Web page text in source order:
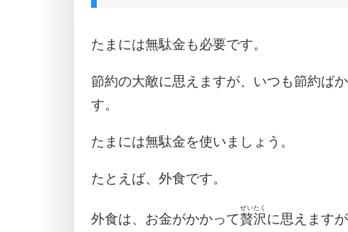
たまには無駄金も必要です。
節約の大敵に思えますが、いつも節約ば
す。
たまには無駄金を使いましょう。
たとえば、外食です。
外食は、お金がかかって贅沢
ぜいたく
に思えます